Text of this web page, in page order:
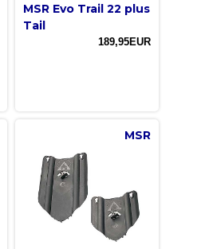
MSR Evo Trail 22 plus
Tail
189,95EUR
MSR